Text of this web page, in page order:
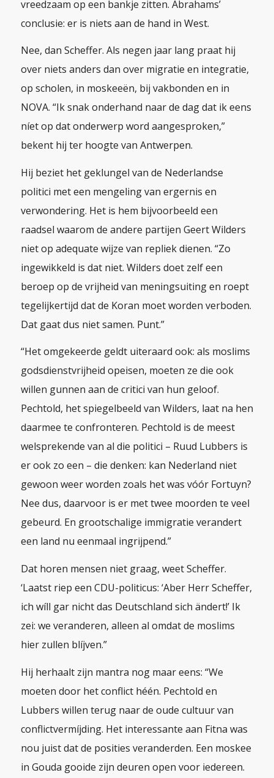
vreedzaam op een bankje zitten. Abrahams’
conclusie: er is niets aan de hand in West.
Nee, dan Scheffer. Als negen jaar lang praat hij
over niets anders dan over migratie en integratie,
op scholen, in moskeeën, bij vakbonden en in
NOVA. “Ik snak onderhand naar de dag dat ik eens
níet op dat onderwerp word aangesproken,”
bekent hij ter hoogte van Antwerpen.
Hij beziet het geklungel van de Nederlandse
politici met een mengeling van ergernis en
verwondering. Het is hem bijvoorbeeld een
raadsel waarom de andere partijen Geert Wilders
niet op adequate wijze van repliek dienen. “Zo
ingewikkeld is dat niet. Wilders doet zelf een
beroep op de vrijheid van meningsuiting en roept
tegelijkertijd dat de Koran moet worden verboden.
Dat gaat dus niet samen. Punt.”
“Het omgekeerde geldt uiteraard ook: als moslims
godsdienstvrijheid opeisen, moeten ze die ook
willen gunnen aan de critici van hun geloof.
Pechtold, het spiegelbeeld van Wilders, laat na hen
daarmee te confronteren. Pechtold is de meest
welsprekende van al die politici – Ruud Lubbers is
er ook zo een – die denken: kan Nederland niet
gewoon weer worden zoals het was vóór Fortuyn?
Nee dus, daarvoor is er met twee moorden te veel
gebeurd. En grootschalige immigratie verandert
een land nu eenmaal ingrijpend.”
Dat horen mensen niet graag, weet Scheffer.
‘Laatst riep een CDU-politicus: ‘Aber Herr Scheffer,
ich wíll gar nicht das Deutschland sich ändert!’ Ik
zei: we veranderen, alleen al omdat de moslims
hier zullen blíjven.”
Hij herhaalt zijn mantra nog maar eens: “We
moeten door het conflict héén. Pechtold en
Lubbers willen terug naar de oude cultuur van
conflictvermíjding. Het interessante aan Fitna was
nou juist dat de posities veranderden. Een moskee
in Gouda gooide zijn deuren open voor iedereen.